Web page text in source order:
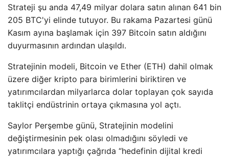
Strateji şu anda 47,49 milyar dolara satın alınan 641 bin
205 BTC'yi elinde tutuyor. Bu rakama Pazartesi günü
Kasım ayına başlamak için 397 Bitcoin satın aldığını
duyurmasının ardından ulaşıldı.
Stratejinin modeli, Bitcoin ve Ether (ETH) dahil olmak
üzere diğer kripto para birimlerini biriktiren ve
yatırımcılardan milyarlarca dolar toplayan çok sayıda
taklitçi endüstrinin ortaya çıkmasına yol açtı.
Saylor Perşembe günü, Stratejinin modelini
değiştirmesinin pek olası olmadığını söyledi ve
yatırımcılara yaptığı çağrıda “hedefinin dijital kredi